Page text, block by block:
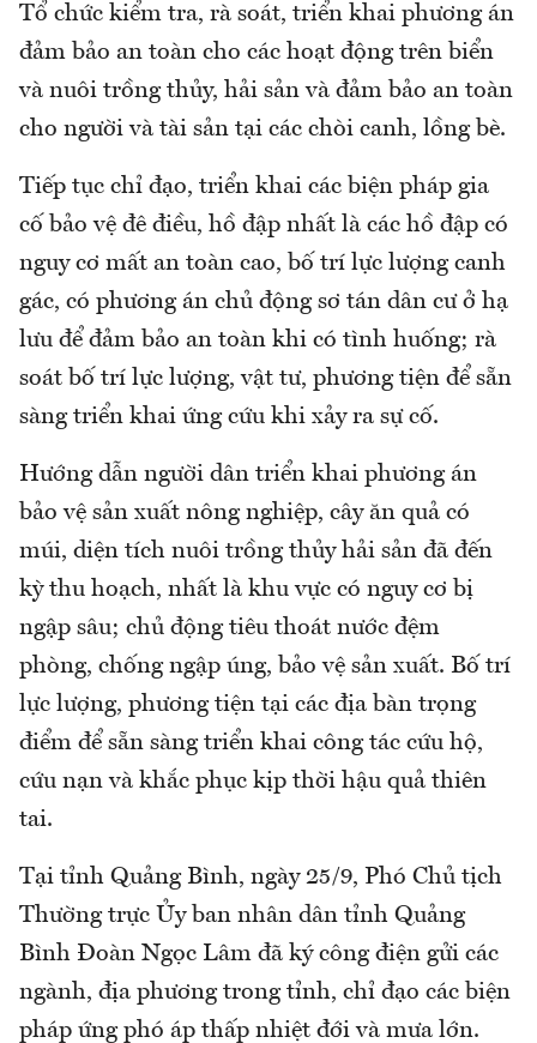
Tổ chức kiểm tra, rà soát, triển khai phương án
đảm bảo an toàn cho các hoạt động trên biển
và nuôi trồng thủy, hải sản và đảm bảo an toàn
cho người và tài sản tại các chòi canh, lồng bè.
Tiếp tục chỉ đạo, triển khai các biện pháp gia
cố bảo vệ đê điều, hồ đập nhất là các hồ đập có
nguy cơ mất an toàn cao, bố trí lực lượng canh
gác, có phương án chủ động sơ tán dân cư ở hạ
lưu để đảm bảo an toàn khi có tình huống; rà
soát bố trí lực lượng, vật tư, phương tiện để sẵn
sàng triển khai ứng cứu khi xảy ra sự cố.
Hướng dẫn người dân triển khai phương án
bảo vệ sản xuất nông nghiệp, cây ăn quả có
múi, diện tích nuôi trồng thủy hải sản đã đến
kỳ thu hoạch, nhất là khu vực có nguy cơ bị
ngập sâu; chủ động tiêu thoát nước đệm
phòng, chống ngập úng, bảo vệ sản xuất. Bố trí
lực lượng, phương tiện tại các địa bàn trọng
điểm để sẵn sàng triển khai công tác cứu hộ,
cứu nạn và khắc phục kịp thời hậu quả thiên
tai.
Tại tỉnh Quảng Bình, ngày 25/9, Phó Chủ tịch
Thường trực Ủy ban nhân dân tỉnh Quảng
Bình Đoàn Ngọc Lâm đã ký công điện gửi các
ngành, địa phương trong tỉnh, chỉ đạo các biện
pháp ứng phó áp thấp nhiệt đới và mưa lớn.